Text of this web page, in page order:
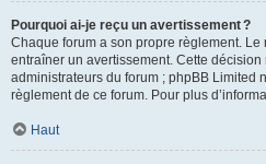
Pourquoi ai-je reçu un avertissement ?
Chaque forum a son propre règlement. Le
entraîner un avertissement. Cette
administrateurs du forum ; phpBB Limited
règlement de ce forum. Pour plus
Haut